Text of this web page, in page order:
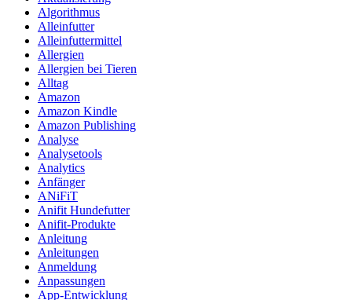
Algorithmus
Alleinfutter
Alleinfuttermittel
Allergien
Allergien bei Tieren
Alltag
Amazon
Amazon Kindle
Amazon Publishing
Analyse
Analysetools
Analytics
Anfänger
ANiFiT
Anifit Hundefutter
Anifit-Produkte
Anleitung
Anleitungen
Anmeldung
Anpassungen
App-Entwicklung